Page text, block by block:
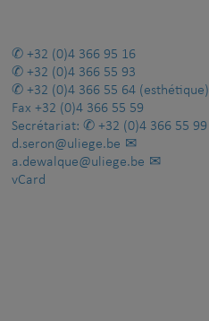
+32 (0)4 366 95 16
+32 (0)4 366 55 93
+32 (0)4 366 55 64 (esthétique)
Fax +32 (0)4 366 55 59
Secrétariat:
+32 (0)4 366 55 99
d.seron@uliege.be
a.dewalque@uliege.be
vCard